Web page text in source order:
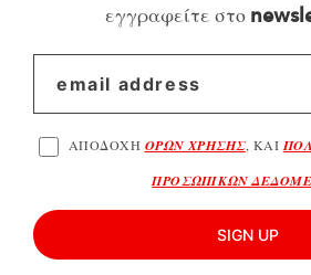
εγγραφείτε στο
ΑΠΟΔΟΧΗ ΟΡΩΝ ΧΡΗΣΗΣ, ΚΑΙ
ΠΡΟΣΩΠΙΚΩΝ
SIGN UP